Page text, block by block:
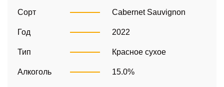
Сорт Cabernet Sauvignon
Год 2022
Тип Красное сухое
Алкоголь 15.0%